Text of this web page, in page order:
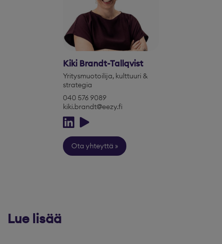
Kiki Brandt-Tallqvist
Yritysmuotoilija, kulttuuri &
strategia
040 576 9089
kiki.brandt@eezy.fi
Ota yhteyttä
Lue lisää